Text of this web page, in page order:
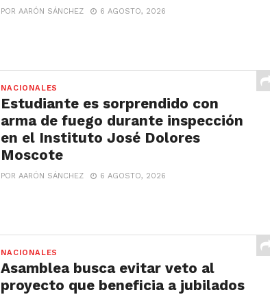
POR AARÓN SÁNCHEZ 6 AGOSTO, 2026
NACIONALES
Estudiante es sorprendido con
arma de fuego durante inspección
en el Instituto José Dolores
Moscote
POR AARÓN SÁNCHEZ 6 AGOSTO, 2026
NACIONALES
Asamblea busca evitar veto al
proyecto que beneficia a jubilados